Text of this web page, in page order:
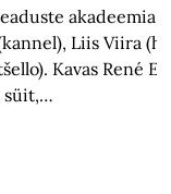
akadeemia
Liis Viira
Kavas René
süit,…